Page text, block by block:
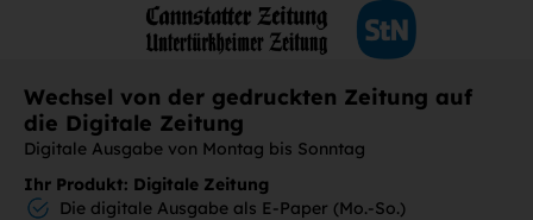
Wechsel von der gedruckten Zeitung auf
die Digitale Zeitung
Digitale Ausgabe von Montag bis Sonntag
Ihr Produkt: Digitale Zeitung
Die digitale Ausgabe als E-Paper (Mo.-So.)